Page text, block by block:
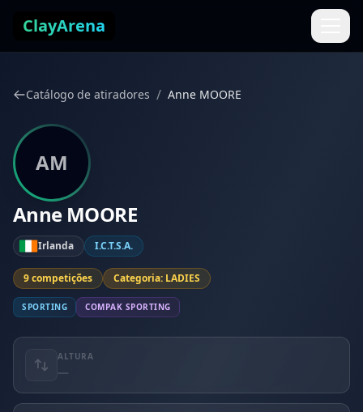
ClayArena
Catálogo de atiradores / Anne MOORE
AM
Anne MOORE
Irlanda I.C.T.S.A.
9 competições Categoria: LADIES
SPORTING COMPAK SPORTING
ALTURA
—